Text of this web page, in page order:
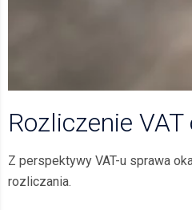
Rozliczenie
Z perspektywy VAT-u sprawa
rozliczania.